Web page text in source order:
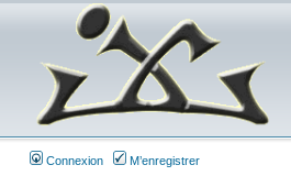
Connexion M’enregistrer